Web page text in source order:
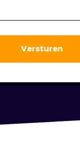
klaar om jouw